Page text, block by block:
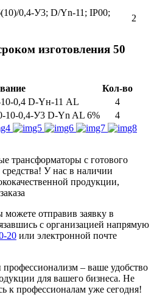
0,4-У3; D/Yn-11; IP00;
2
изготовления 50
Кол-во
0,4 D-Yн-11 АL
4
10-0,4-У3 D-Yn AL 6% 4
трансформаторы с готового
У нас в наличии
продукции,
отправив заявку в
с организацией напрямую
20 или электронной почте
– ваше удобство
для вашего бизнеса. Не
к профессионалам уже сегодня!